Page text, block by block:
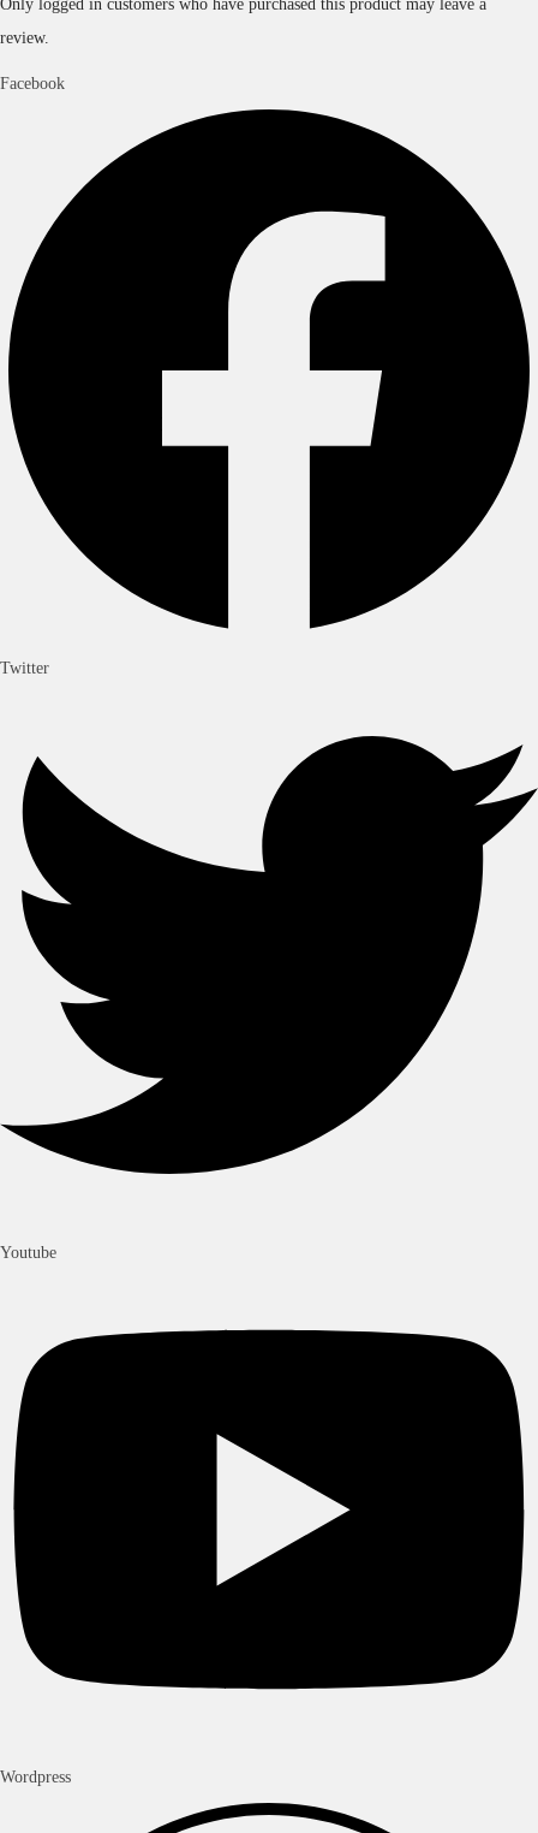
Only logged in customers who have purchased this product may leave a
review.
Facebook
Twitter
Youtube
Wordpress